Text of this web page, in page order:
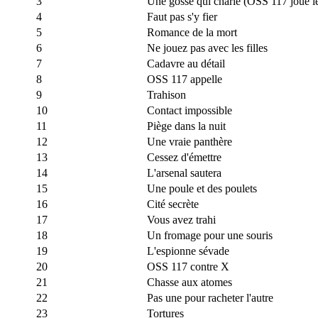
4
Faut pas s'y fier
5
Romance de la mort
6
Ne jouez pas avec les filles
7
Cadavre au détail
8
OSS 117 appelle
9
Trahison
10
Contact impossible
11
Piège dans la nuit
12
Une vraie panthère
13
Cessez d'émettre
14
L'arsenal sautera
15
Une poule et des poulets
16
Cité secrète
17
Vous avez trahi
18
Un fromage pour une souris
19
L'espionne sévade
20
OSS 117 contre X
21
Chasse aux atomes
22
Pas une pour racheter l'autre
23
Tortures